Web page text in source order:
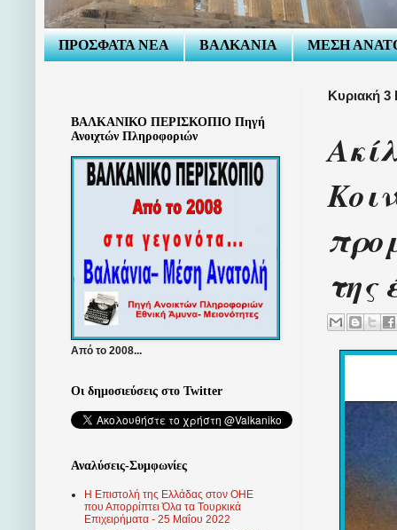
ΠΡΟΣΦΑΤΑ ΝΕΑ ΒΑΛΚΑΝΙΑ ΜΕΣΗ
Κυριακή 3
της
ΒΑΛΚΑΝΙΚΟ ΠΕΡΙΣΚΟΠΙΟ Πηγή
Ανοιχτών Πληροφοριών
Από το 2008...
Οι δημοσιεύσεις στο Twitter
Αναλύσεις-Συμφωνίες
Η Επιστολή της Ελλάδας στον ΟΗΕ
που Απορρίπτει Όλα τα Τουρκικά
Επιχειρήματα - 25 Μαΐου 2022